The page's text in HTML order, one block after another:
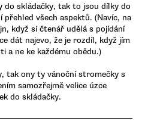
do skládačky, tak to jsou dílky do
přehled všech aspektů. (Navíc, na
když si čtenář udělá s pojídání
dát najevo, že je rozdíl, když jím
a ne ke každému obědu.)
tak ony ty vánoční stromečky s
samozřejmě velice úzce
do skládačky.